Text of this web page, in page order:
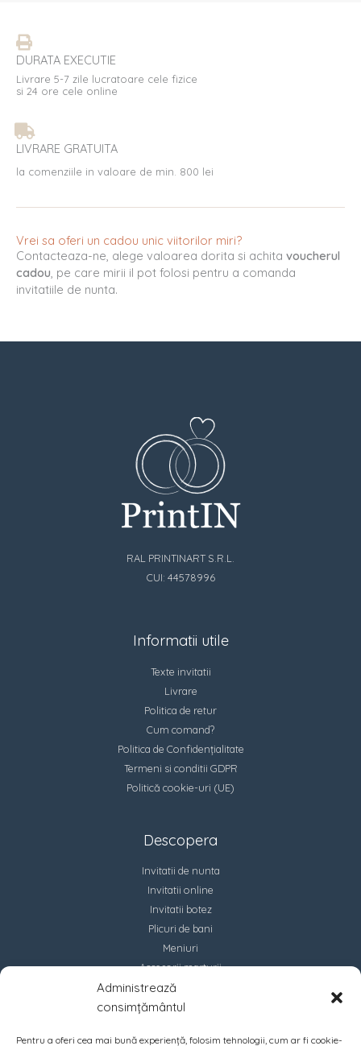
Administrează
consimțământul
Pentru a oferi cea mai bună experiență, folosim tehnologii, cum ar fi cookie-
DURATA EXECUTIE
Livrare 5-7 zile lucratoare cele fizice
si 24 ore cele online
LIVRARE GRATUITA
la comenziile in valoare de min. 800 lei
Vrei sa oferi un cadou unic viitorilor miri?
Contacteaza-ne, alege valoarea dorita si achita voucherul
cadou , pe care mirii il pot folosi pentru a comanda
invitatiile de nunta.
RAL PRINTINART S.R.L.
CUI: 44578996
Informatii utile
Texte invitatii
Livrare
Politica de retur
Cum comand?
Politica de Confidențialitate
Termeni si conditii GDPR
Politică cookie-uri (UE)
Descopera
Invitatii de nunta
Invitatii online
Invitatii botez
Plicuri de bani
Meniuri
Accesorii marturii
Contact